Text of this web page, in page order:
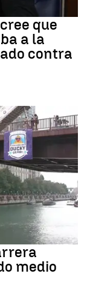
que
a la
contra
medio